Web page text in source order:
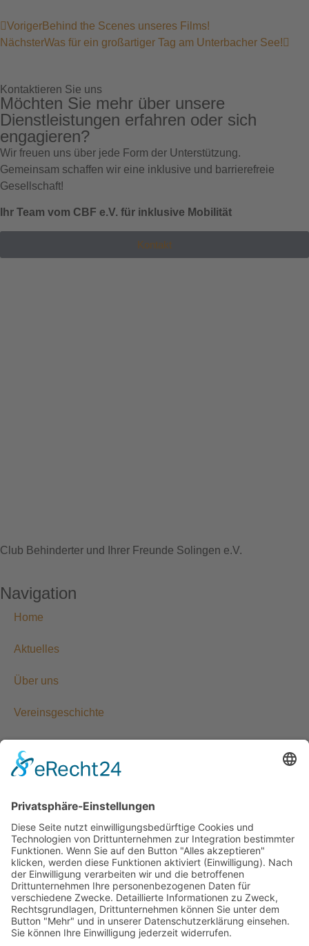
VorigerBehind the Scenes unseres Films!
NächsterWas für ein großartiger Tag am Unterbacher See!
Kontaktieren Sie uns
Möchten Sie mehr über unsere
Dienstleistungen erfahren oder sich
engagieren?
Wir freuen uns über jede Form der Unterstützung.
Gemeinsam schaffen wir eine inklusive und barrierefreie
Gesellschaft!
Ihr Team vom CBF e.V. für inklusive Mobilität
Kontakt
Club Behinderter und Ihrer Freunde Solingen e.V.
Navigation
Home
Aktuelles
Über uns
Vereinsgeschichte
Vereinsarbeit
Mitglieder
CBF Unterstützen
Kontakt
Kontakt
Beethovenstr. 238 42655 Solingen